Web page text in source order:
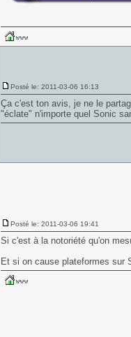
Posté le: 2011-03-06 16:13
Ça c'est ton avis, je ne le
"éclate" n'importe quel Sonic
Posté le: 2011-03-06 19:41
Si c'est à la notoriété qu'on
Et si on cause plateformes sur